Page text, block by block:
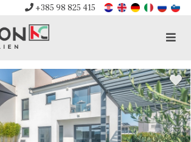
+385 98 825 415